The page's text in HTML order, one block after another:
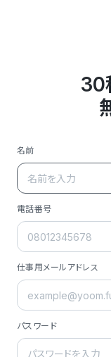
30
名前
電話番号
仕事用メールアドレス
パスワード